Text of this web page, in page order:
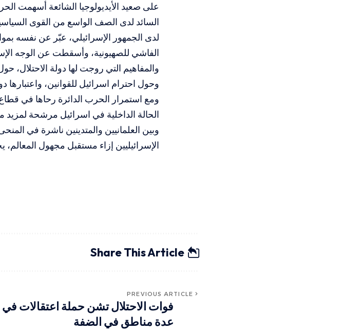
على صعيد الأيديولوجيا الشائعة أسهمت
السائد لدى الصف الواسع من القوى
لدى الجمهور الإسرائيلي، عبّر عن
الفاشي للصهيونية، وأسقطت عن الوجه
والمفاهيم التي روجت لها دولة الاحتلال،
وحول احترام اسرائيل للقوانين، واعتبارها
ومع استمرار الحرب الدائرة رحاها في
الحالة الداخلية في اسرائيل مرشحة
وبين العلمانيين والمتدينين ناشرة في
الإسرائيليين إزاء مستقبل مجهول
Share This Article
PREVIOUS ARTICLE
فوات الاحتلال تشن حملة اعتقالات في
عدة مناطق في الضفة